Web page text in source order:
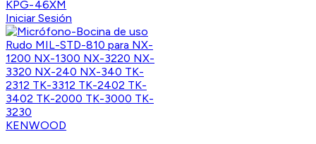
KPG-46XM
Iniciar Sesión
KENWOOD